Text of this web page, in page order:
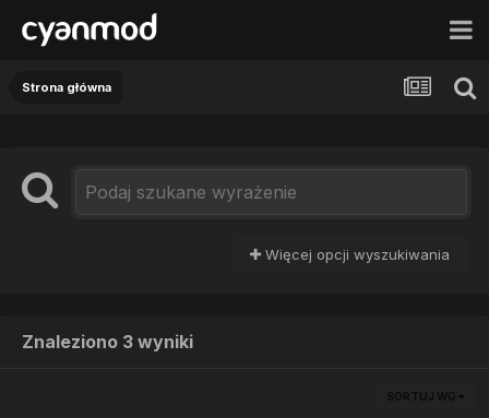
Strona główna
Więcej opcji wyszukiwania
Znaleziono 3 wyniki
SORTUJ WG